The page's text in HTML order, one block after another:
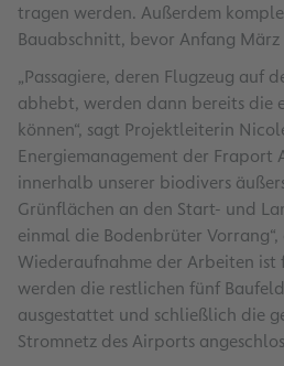
tragen werden. Außerdem
Bauabschnitt, bevor Anfang
„Passagiere, deren Flugzeug auf
abhebt, werden dann bereits die
können“, sagt Projektleiterin
Energiemanagement der Fraport
innerhalb unserer biodivers
Grünflächen an den Start- und
einmal die Bodenbrüter
Wiederaufnahme der Arbeiten
werden die restlichen fünf
ausgestattet und schließlich die
Stromnetz des Airports